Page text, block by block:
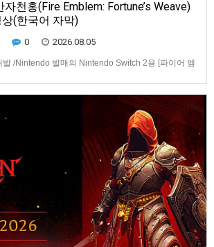
천홍(Fire Emblem: Fortune’s Weave)
(한국어 자막)
0 2026.08.05
발 /Nintendo 발매의 Nintendo Switch 2용 [파이어 엠